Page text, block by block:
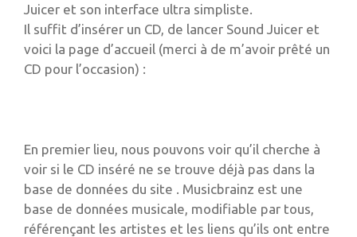
Juicer et son interface ultra simpliste.
Il suffit d’insérer un CD, de lancer Sound Juicer et
voici la page d’accueil (merci à de m’avoir prêté un
CD pour l’occasion) :
En premier lieu, nous pouvons voir qu’il cherche à
voir si le CD inséré ne se trouve déjà pas dans la
base de données du site . Musicbrainz est une
base de données musicale, modifiable par tous,
référençant les artistes et les liens qu’ils ont entre